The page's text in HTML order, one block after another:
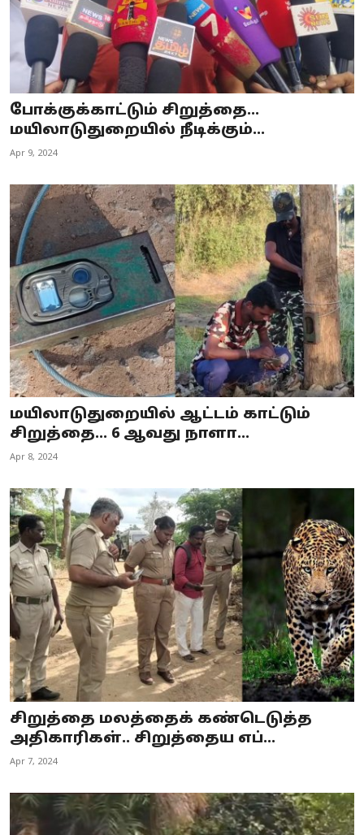
போக்குக்காட்டும் சிறுத்தை...
மயிலாடுதுறையில் நீடிக்கும்...
Apr 9, 2024
மயிலாடுதுறையில் ஆட்டம் காட்டும்
சிறுத்தை... 6 ஆவது நாளா...
Apr 8, 2024
சிறுத்தை மலத்தைக் கண்டெடுத்த
அதிகாரிகள்.. சிறுத்தைய எப்...
Apr 7, 2024